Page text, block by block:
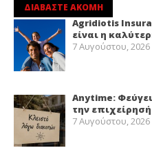
ΔΙΑΒΑΣΤΕ ΑΚΟΜΗ
Agridiotis
είναι η
7 Αυγούστου, 2026
Anytime:
την
7 Αυγούστου, 2026